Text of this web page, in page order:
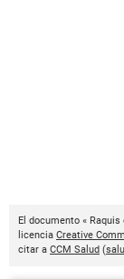
El documento «
licencia Creative
citar a CCM Salud (